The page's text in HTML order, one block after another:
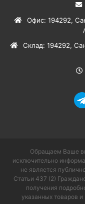
Офис: 194292,
Склад: 194292,
Обращаем Ваше
исключительно
не является
Статьи 437 (2)
получения
указанных товаров